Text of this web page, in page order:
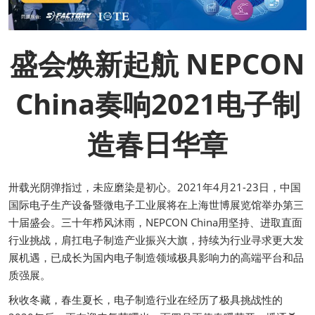
盛会焕新起航 NEPCON
China奏响2021电子制
造春日华章
卅载光阴弹指过，未应磨染是初心。2021年4月21-23日，中国
国际电子生产设备暨微电子工业展将在上海世博展览馆举办第三
十届盛会。三十年栉风沐雨，NEPCON China用坚持、进取直面
行业挑战，肩扛电子制造产业振兴大旗，持续为行业寻求更大发
展机遇，已成长为国内电子制造领域极具影响力的高端平台和品
质强展。
秋收冬藏，春生夏长，电子制造行业在经历了极具挑战性的